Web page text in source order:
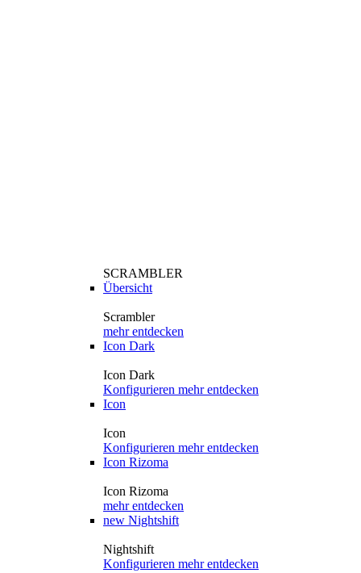
SCRAMBLER
Übersicht
Scrambler
mehr entdecken
Icon Dark
Icon Dark
Konfigurieren mehr entdecken
Icon
Icon
Konfigurieren mehr entdecken
Icon Rizoma
Icon Rizoma
mehr entdecken
new Nightshift
Nightshift
Konfigurieren mehr entdecken